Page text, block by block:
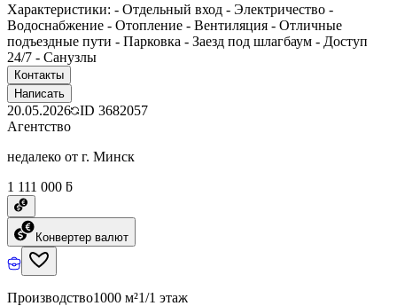
Характеристики: - Отдельный вход - Электричество -
Водоснабжение - Отопление - Вентиляция - Отличные
подъездные пути - Парковка - Заезд под шлагбаум - Доступ
24/7 - Санузлы
Контакты
Написать
20.05.2026 ID 3682057
Агентство
недалеко от г. Минск
1 111 000 ƃ
Конвертер валют
Производство1000 м²1/1 этаж